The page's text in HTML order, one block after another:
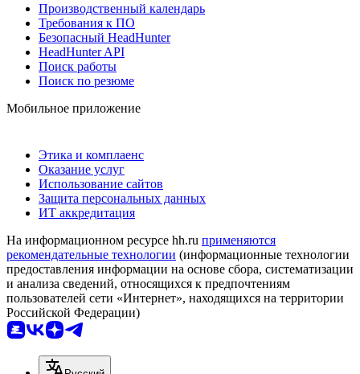
Производственный календарь
Требования к ПО
Безопасный HeadHunter
HeadHunter API
Поиск работы
Поиск по резюме
Мобильное приложение
Этика и комплаенс
Оказание услуг
Использование сайтов
Защита персональных данных
ИТ аккредитация
На информационном ресурсе hh.ru применяются
рекомендательные технологии (информационные технологии
предоставления информации на основе сбора, систематизации
и анализа сведений, относящихся к предпочтениям
пользователей сети «Интернет», находящихся на территории
Российской Федерации)